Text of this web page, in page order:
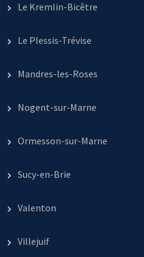
Le Kremlin-Bicêtre
Le Plessis-Trévise
Mandres-les-Roses
Nogent-sur-Marne
Ormesson-sur-Marne
Sucy-en-Brie
Valenton
Villejuif